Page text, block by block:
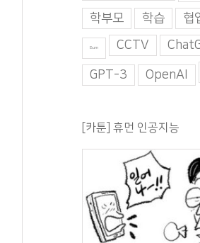
학부모
학습 협
Burn CCTV
GPT-3 OpenAI
[카툰] 휴먼 인공지능